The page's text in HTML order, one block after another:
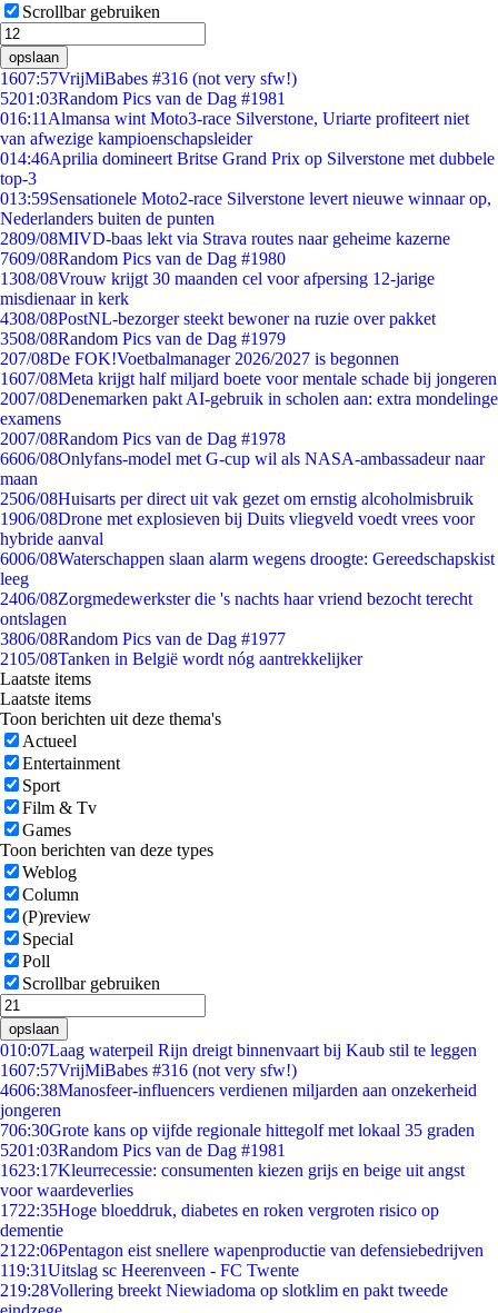
Scrollbar gebruiken
opslaan
1607:57VrijMiBabes #316 (not very sfw!)
5201:03Random Pics van de Dag #1981
016:11 Almansa wint Moto3-race Silverstone, Uriarte profiteert niet
van afwezige kampioenschapsleider
014:46Aprilia domineert Britse Grand Prix op Silverstone met dubbele
top-3
013:59Sensationele Moto2-race Silverstone levert nieuwe winnaar op,
Nederlanders buiten de punten
2809/08MIVD-baas lekt via Strava routes naar geheime kazerne
7609/08Random Pics van de Dag #1980
1308/08Vrouw krijgt 30 maanden cel voor afpersing 12-jarige
misdienaar in kerk
4308/08PostNL-bezorger steekt bewoner na ruzie over pakket
3508/08Random Pics van de Dag #1979
207/08De FOK!Voetbalmanager 2026/2027 is begonnen
1607/08Meta krijgt half miljard boete voor mentale schade bij jongeren
2007/08Denemarken pakt AI-gebruik in scholen aan: extra mondelinge
examens
2007/08Random Pics van de Dag #1978
6606/08Onlyfans-model met G-cup wil als NASA-ambassadeur naar
maan
2506/08Huisarts per direct uit vak gezet om ernstig alcoholmisbruik
1906/08Drone met explosieven bij Duits vliegveld voedt vrees voor
hybride aanval
6006/08Waterschappen slaan alarm wegens droogte: Gereedschapskist
leeg
2406/08Zorgmedewerkster die 's nachts haar vriend bezocht terecht
ontslagen
3806/08Random Pics van de Dag #1977
2105/08Tanken in België wordt nóg aantrekkelijker
Laatste items
Laatste items
Toon berichten uit deze thema's
Actueel
Entertainment
Sport
Film & Tv
Games
Toon berichten van deze types
Weblog
Column
(P)review
Special
Poll
Scrollbar gebruiken
opslaan
010:07Laag waterpeil Rijn dreigt binnenvaart bij Kaub stil te leggen
1607:57VrijMiBabes #316 (not very sfw!)
4606:38Manosfeer-influencers verdienen miljarden aan onzekerheid
jongeren
706:30Grote kans op vijfde regionale hittegolf met lokaal 35 graden
5201:03Random Pics van de Dag #1981
1623:17Kleurrecessie: consumenten kiezen grijs en beige uit angst
voor waardeverlies
1722:35Hoge bloeddruk, diabetes en roken vergroten risico op
dementie
21 22:06Pentagon eist snellere wapenproductie van defensiebedrijven
119:31Uitslag sc Heerenveen - FC Twente
219:28Vollering breekt Niewiadoma op slotklim en pakt tweede